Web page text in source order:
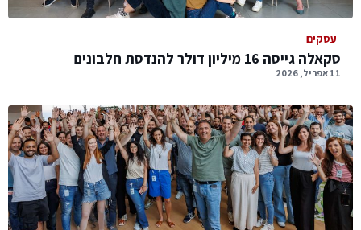
עסקים
סקאלה גייסה 16 מיליון דולר להנדסת חלבונים
11 אפריל, 2026